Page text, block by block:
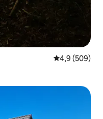
Середня
4,9 (509)